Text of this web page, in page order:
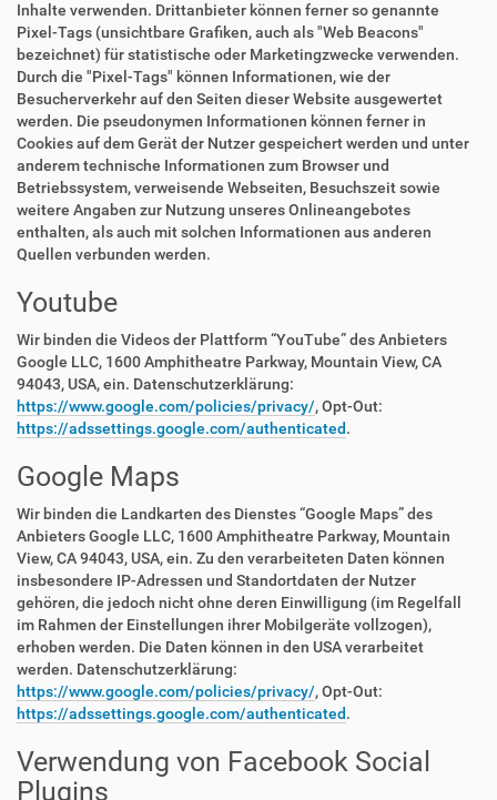
Inhalte verwenden. Drittanbieter können ferner so genannte
Pixel-Tags (unsichtbare Grafiken, auch als "Web Beacons"
bezeichnet) für statistische oder Marketingzwecke verwenden.
Durch die "Pixel-Tags" können Informationen, wie der
Besucherverkehr auf den Seiten dieser Website ausgewertet
werden. Die pseudonymen Informationen können ferner in
Cookies auf dem Gerät der Nutzer gespeichert werden und unter
anderem technische Informationen zum Browser und
Betriebssystem, verweisende Webseiten, Besuchszeit sowie
weitere Angaben zur Nutzung unseres Onlineangebotes
enthalten, als auch mit solchen Informationen aus anderen
Quellen verbunden werden.
Youtube
Wir binden die Videos der Plattform “YouTube” des Anbieters
Google LLC, 1600 Amphitheatre Parkway, Mountain View, CA
94043, USA, ein. Datenschutzerklärung:
https://www.google.com/policies/privacy/, Opt-Out:
https://adssettings.google.com/authenticated.
Google Maps
Wir binden die Landkarten des Dienstes “Google Maps” des
Anbieters Google LLC, 1600 Amphitheatre Parkway, Mountain
View, CA 94043, USA, ein. Zu den verarbeiteten Daten können
insbesondere IP-Adressen und Standortdaten der Nutzer
gehören, die jedoch nicht ohne deren Einwilligung (im Regelfall
im Rahmen der Einstellungen ihrer Mobilgeräte vollzogen),
erhoben werden. Die Daten können in den USA verarbeitet
werden. Datenschutzerklärung:
https://www.google.com/policies/privacy/, Opt-Out:
https://adssettings.google.com/authenticated.
Verwendung von Facebook Social
Plugins